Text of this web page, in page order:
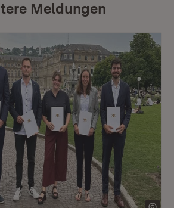
Meldungen